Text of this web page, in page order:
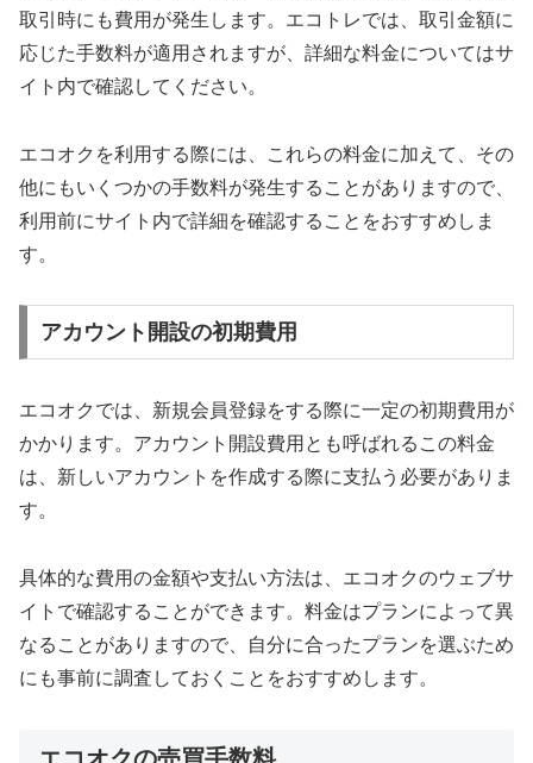
取引時にも費用が発生します。エコトレでは、取引金額に
応じた手数料が適用されますが、詳細な料金についてはサ
イト内で確認してください。
エコオクを利用する際には、これらの料金に加えて、その
他にもいくつかの手数料が発生することがありますので、
利用前にサイト内で詳細を確認することをおすすめしま
す。
アカウント開設の初期費用
エコオクでは、新規会員登録をする際に一定の初期費用が
かかります。アカウント開設費用とも呼ばれるこの料金
は、新しいアカウントを作成する際に支払う必要がありま
す。
具体的な費用の金額や支払い方法は、エコオクのウェブサ
イトで確認することができます。料金はプランによって異
なることがありますので、自分に合ったプランを選ぶため
にも事前に調査しておくことをおすすめします。